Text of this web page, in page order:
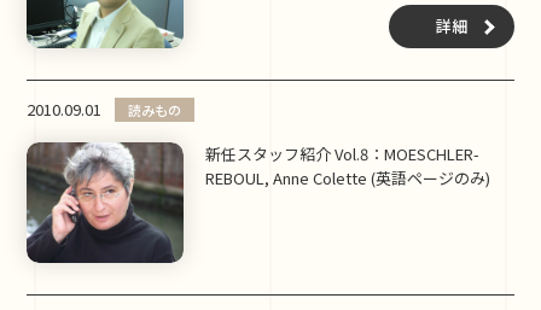
詳細
2010.09.01 読みもの
新任スタッフ紹介 Vol.8：MOESCHLER-
REBOUL, Anne Colette (英語ページのみ)